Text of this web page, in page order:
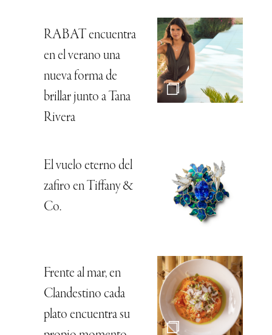
RABAT encuentra
en el verano una
nueva forma de
brillar junto a Tana
Rivera
El vuelo eterno del
zafiro en Tiffany &
Co.
Frente al mar, en
Clandestino cada
plato encuentra su